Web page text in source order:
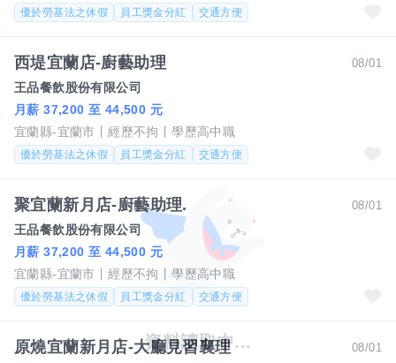
優於勞基法之休假 員工獎金分紅 交通方便
08/01
西堤宜蘭店-廚藝助理
王品餐飲股份有限公司
月薪 37,200 至 44,500 元
宜蘭縣-宜蘭市
經歷不拘 學歷高中職
優於勞基法之休假 員工獎金分紅 交通方便
08/01
聚宜蘭新月店-廚藝助理.
王品餐飲股份有限公司
月薪 37,200 至 44,500 元
宜蘭縣-宜蘭市
經歷不拘 學歷高中職
優於勞基法之休假 員工獎金分紅 交通方便
08/01
原燒宜蘭新月店-大廳見習襄理